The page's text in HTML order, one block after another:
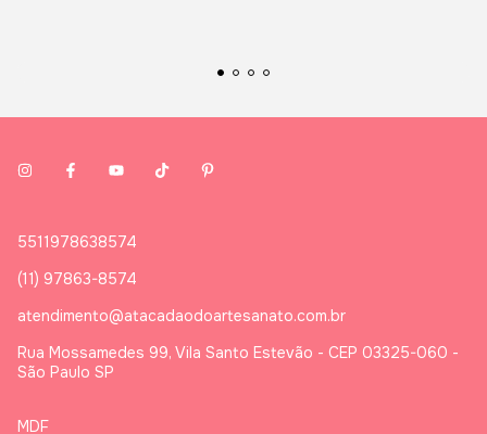
5511978638574
(11) 97863-8574
atendimento@atacadaodoartesanato.com.br
Rua Mossamedes 99, Vila Santo Estevão - CEP 03325-060 -
São Paulo SP
MDF